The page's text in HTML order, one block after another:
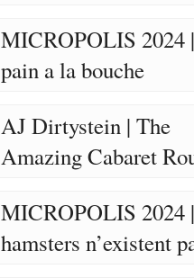
MICROPOLIS 2024
pain a la bouche
AJ Dirtystein | The
Amazing Cabaret
MICROPOLIS 2024
hamsters n’existent